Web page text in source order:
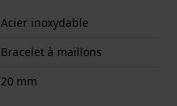
Acier inoxydable
Bracelet à maillons
20 mm